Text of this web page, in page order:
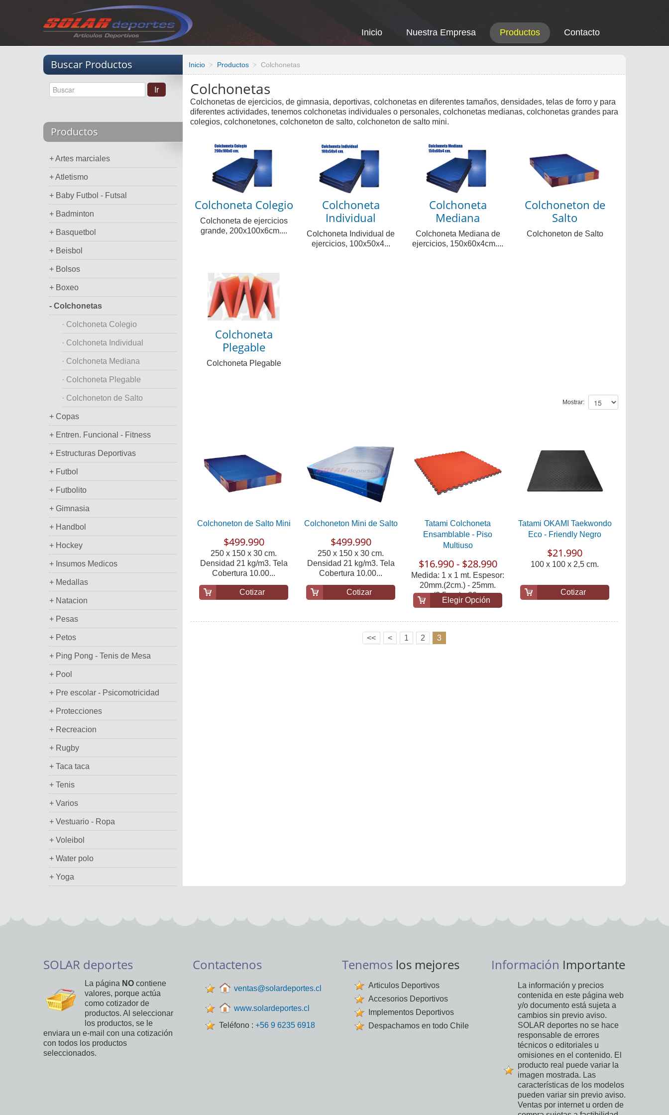
Inicio Nuestra Empresa Productos Contacto
Buscar Productos
Productos
+ Artes marciales
+ Atletismo
+ Baby Futbol - Futsal
+ Badminton
+ Basquetbol
+ Beisbol
+ Bolsos
+ Boxeo
- Colchonetas
· Colchoneta Colegio
· Colchoneta Individual
· Colchoneta Mediana
· Colchoneta Plegable
· Colchoneton de Salto
+ Copas
+ Entren. Funcional - Fitness
+ Estructuras Deportivas
+ Futbol
+ Futbolito
+ Gimnasia
+ Handbol
+ Hockey
+ Insumos Medicos
+ Medallas
+ Natacion
+ Pesas
+ Petos
+ Ping Pong - Tenis de Mesa
+ Pool
+ Pre escolar - Psicomotricidad
+ Protecciones
+ Recreacion
+ Rugby
+ Taca taca
+ Tenis
+ Varios
+ Vestuario - Ropa
+ Voleibol
+ Water polo
+ Yoga
Inicio Productos Colchonetas
Colchonetas
Colchonetas de ejercicios, de gimnasia, deportivas, colchonetas en diferentes tamaños, densidades, telas de forro y para
diferentes actividades, tenemos colchonetas individuales o personales, colchonetas medianas, colchonetas grandes para
colegios, colchonetones, colchoneton de salto, colchoneton de salto mini.
Colchoneta Colegio
Colchoneta de ejercicios
grande, 200x100x6cm....
Colchoneta
Individual
Colchoneta Individual de
ejercicios, 100x50x4...
Colchoneta
Mediana
Colchoneta Mediana de
ejercicios, 150x60x4cm....
Colchoneton de
Salto
Colchoneton de Salto
Colchoneta
Plegable
Colchoneta Plegable
Mostrar:
Colchoneton de Salto Mini
$499.990
250 x 150 x 30 cm.
Densidad 21 kg/m3. Tela
Cobertura 10.00...
Cotizar
Colchoneton Mini de Salto
$499.990
250 x 150 x 30 cm.
Densidad 21 kg/m3. Tela
Cobertura 10.00...
Cotizar
Tatami Colchoneta
Ensamblable - Piso
Multiuso
$16.990 - $28.990
Medida: 1 x 1 mt. Espesor:
20mm.(2cm.) - 25mm.
(2.5cm.) - 30...
Elegir Opción
Tatami OKAMI Taekwondo
Eco - Friendly Negro
$21.990
100 x 100 x 2,5 cm.
Cotizar
<< < 1 2 3
SOLAR deportes
La página NO contiene
valores, porque actúa
como cotizador de
productos. Al seleccionar
los productos, se le
enviara un e-mail con una cotización
con todos los productos
seleccionados.
Contactenos
ventas@solardeportes.cl
www.solardeportes.cl
Teléfono : +56 9 6235 6918
Tenemos los mejores
Articulos Deportivos
Accesorios Deportivos
Implementos Deportivos
Despachamos en todo Chile
Información Importante
La información y precios
contenida en este página web
y/o documento está sujeta a
cambios sin previo aviso.
SOLAR deportes no se hace
responsable de errores
técnicos o editoriales u
omisiones en el contenido. El
producto real puede variar la
imagen mostrada. Las
características de los modelos
pueden variar sin previo aviso.
Ventas por internet u orden de